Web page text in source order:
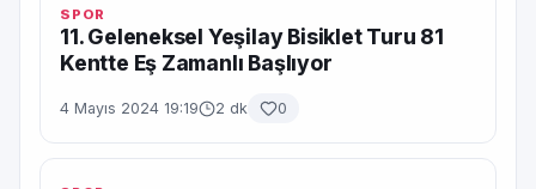
SPOR
11. Geleneksel Yeşilay Bisiklet Turu 81
Kentte Eş Zamanlı Başlıyor
4 Mayıs 2024 19:19 2 dk 0